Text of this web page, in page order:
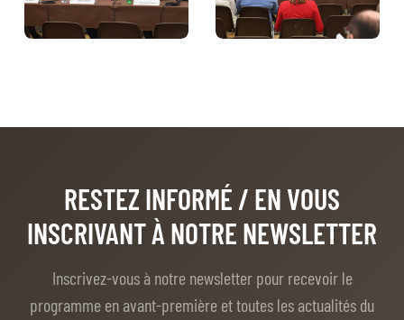
RESTEZ INFORMÉ / EN VOUS
INSCRIVANT À NOTRE NEWSLETTER
Inscrivez-vous à notre newsletter pour recevoir le
programme en avant-première et toutes les actualités du